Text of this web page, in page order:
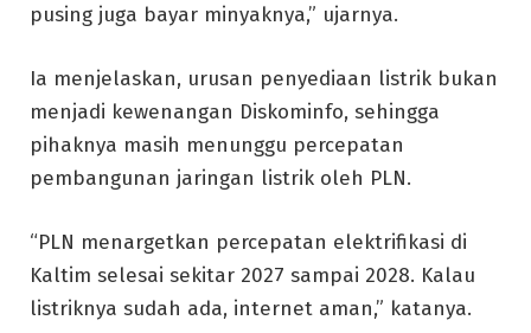
pusing juga bayar minyaknya,” ujarnya.
Ia menjelaskan, urusan penyediaan listrik bukan
menjadi kewenangan Diskominfo, sehingga
pihaknya masih menunggu percepatan
pembangunan jaringan listrik oleh PLN.
“PLN menargetkan percepatan elektrifikasi di
Kaltim selesai sekitar 2027 sampai 2028. Kalau
listriknya sudah ada, internet aman,” katanya.